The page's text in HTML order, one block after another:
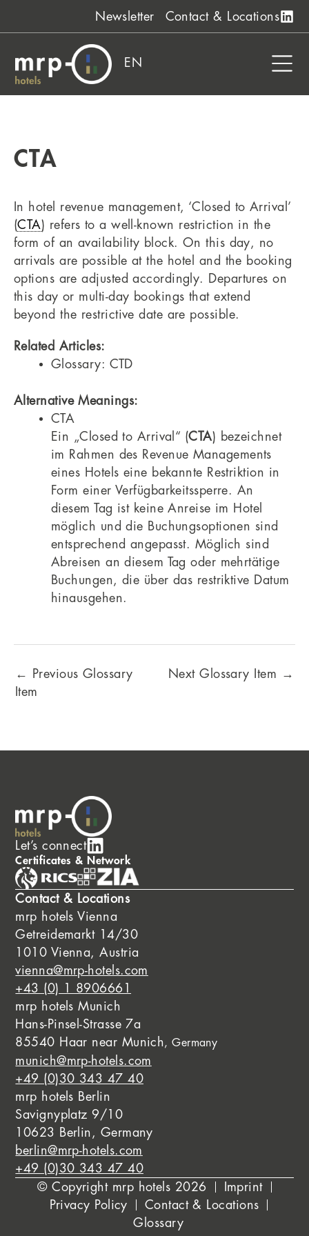
Newsletter Contact & Locations
EN
CTA
In hotel revenue management, ‘Closed to Arrival’
(CTA) refers to a well-known restriction in the
form of an availability block. On this day, no
arrivals are possible at the hotel and the booking
options are adjusted accordingly. Departures on
this day or multi-day bookings that extend
beyond the restrictive date are possible.
Related Articles:
Glossary: CTD
Alternative Meanings:
CTA
Ein „Closed to Arrival“ (CTA) bezeichnet
im Rahmen des Revenue Managements
eines Hotels eine bekannte Restriktion in
Form einer Verfügbarkeitssperre. An
diesem Tag ist keine Anreise im Hotel
möglich und die Buchungsoptionen sind
entsprechend angepasst. Möglich sind
Abreisen an diesem Tag oder mehrtätige
Buchungen, die über das restriktive Datum
hinausgehen.
←
Previous Glossary
Item
Next Glossary Item →
Let’s connect
Certificates & Network
Contact & Locations
mrp hotels Vienna
Getreidemarkt 14/30
1010 Vienna, Austria
vienna@mrp-hotels.com
+43 (0) 1 8906661
mrp hotels Munich
Hans-Pinsel-Strasse 7a
85540 Haar near Munich , Germany
munich@mrp-hotels.com
+49 (0)30 343 47 40
mrp hotels Berlin
Savignyplatz 9/10
10623 Berlin, Germany
berlin@mrp-hotels.com
+49 (0)30 343 47 40
© Copyright mrp hotels 2026
Imprint
Privacy Policy
Contact & Locations
Glossary